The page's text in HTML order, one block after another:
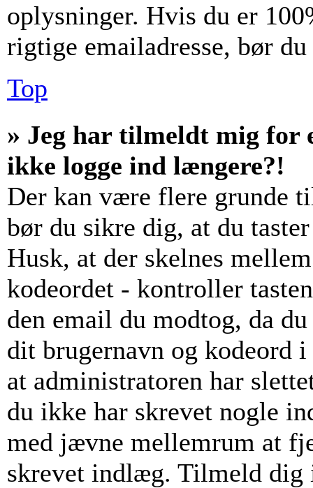
oplysninger. Hvis du er
rigtige emailadresse, bør
Top
» Jeg har tilmeldt mig for
ikke logge ind længere?!
Der kan være flere grunde
bør du sikre dig, at du
Husk, at der skelnes
kodeordet - kontroller
den email du modtog, da
dit brugernavn og kodeord
at administratoren har
du ikke har skrevet nogle
med jævne mellemrum at
skrevet indlæg. Tilmeld dig